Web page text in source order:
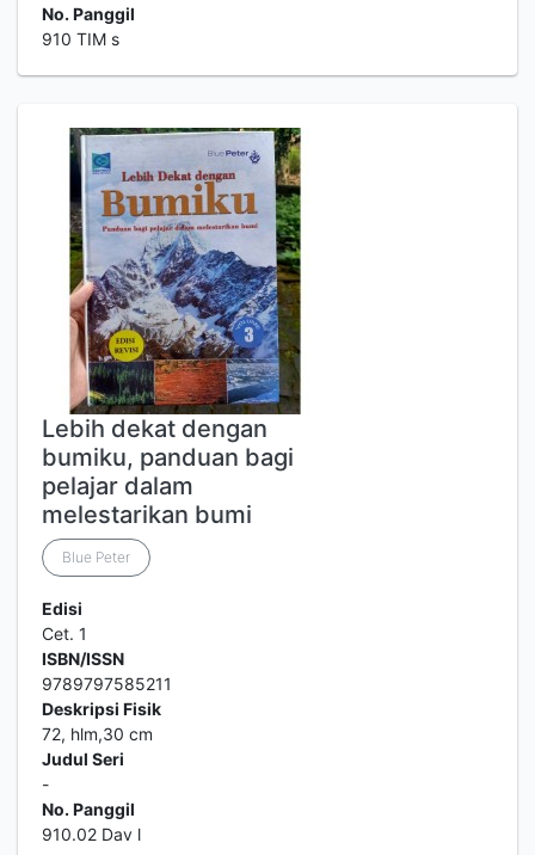
No. Panggil
910 TIM s
Lebih dekat dengan
bumiku, panduan bagi
pelajar dalam
melestarikan bumi
Blue Peter
Edisi
Cet. 1
ISBN/ISSN
9789797585211
Deskripsi Fisik
72, hlm,30 cm
Judul Seri
-
No. Panggil
910.02 Dav l